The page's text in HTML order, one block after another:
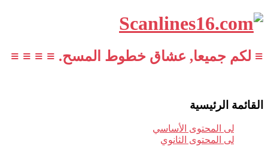
≡ لكم جميعا, عشاق خطوط المسح. ≡ ≡ ≡ ≡
القائمة الرئيسية
تخطي إلى المحتوى الأساسي
تخطي إلى المحتوى الثانوي